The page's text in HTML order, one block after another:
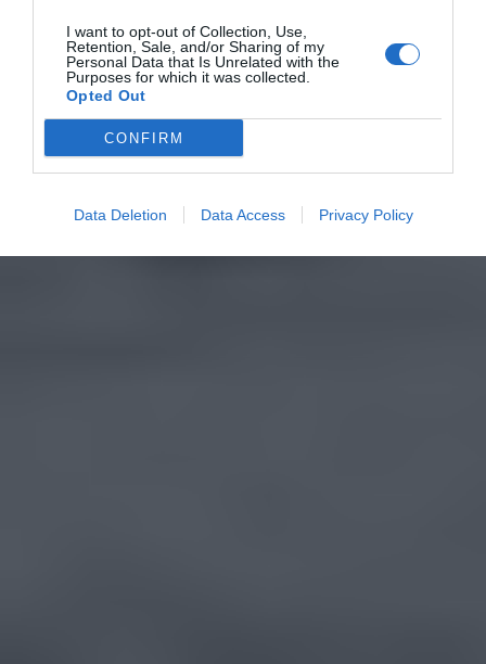
I want to opt-out of Collection, Use,
Retention, Sale, and/or Sharing of my
Personal Data that Is Unrelated with the
Purposes for which it was collected.
Opted Out
CONFIRM
Data Deletion Data Access Privacy Policy